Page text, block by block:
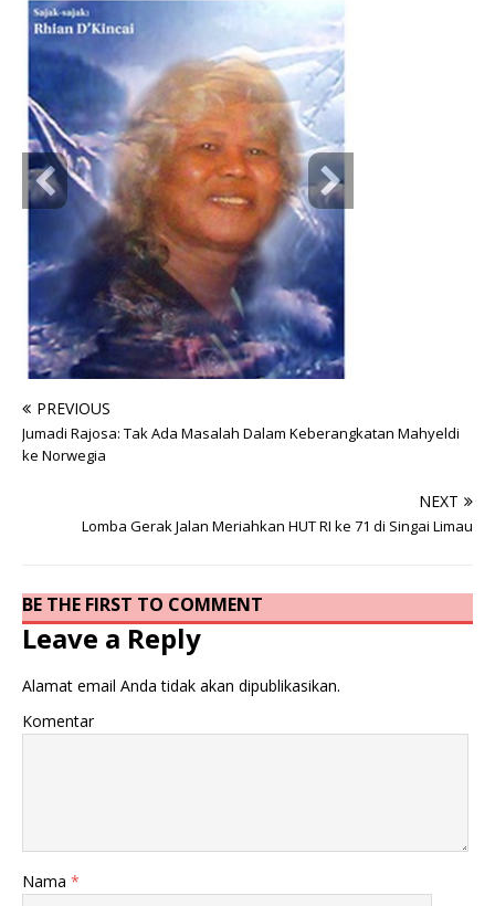
PREVIOUS
Jumadi Rajosa: Tak Ada Masalah Dalam Keberangkatan Mahyeldi
ke Norwegia
NEXT
Lomba Gerak Jalan Meriahkan HUT RI ke 71 di Singai Limau
BE THE FIRST TO COMMENT
Leave a Reply
Alamat email Anda tidak akan dipublikasikan.
Komentar
Nama *